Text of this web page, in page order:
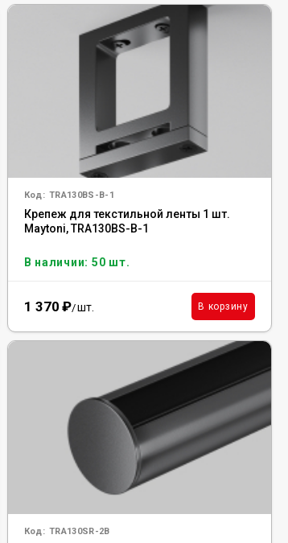
Код: TRA130BS-B-1
Крепеж для текстильной ленты 1 шт.
Maytoni, TRA130BS-B-1
В наличии: 50 шт.
1 370 ₽/шт. В корзину
Код: TRA130SR-2B